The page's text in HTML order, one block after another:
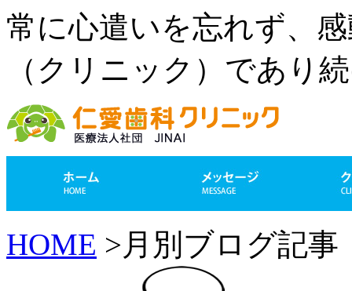
常に心遣いを忘れず、
（クリニック）であり
HOME >月別ブログ記事